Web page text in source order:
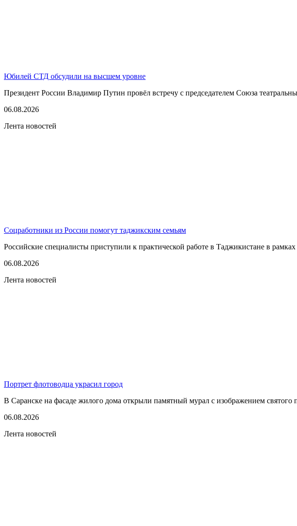
Юбилей СТД обсудили на высшем уровне
Президент России Владимир Путин провёл встречу с председателем Союза
06.08.2026
Лента новостей
Соцработники из России помогут таджикским семьям
Российские специалисты приступили к практической работе в Таджикистане в
06.08.2026
Лента новостей
Портрет флотоводца украсил город
В Саранске на фасаде жилого дома открыли памятный мурал с изображением святого
06.08.2026
Лента новостей